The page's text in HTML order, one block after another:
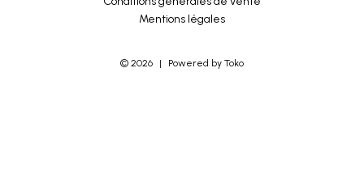
Mentions légales
© 2026 | Powered by Toko